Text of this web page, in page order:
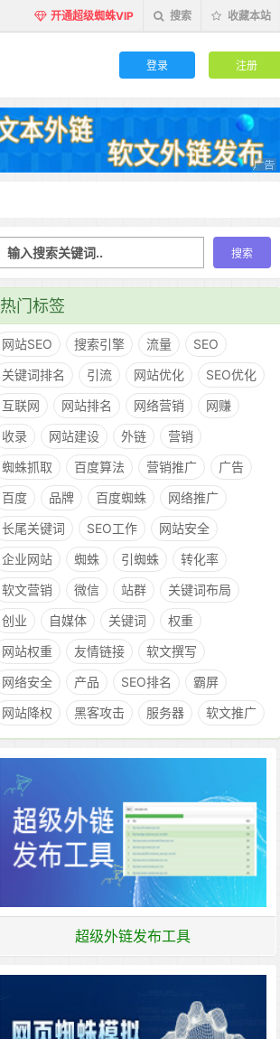
开通超级蜘蛛VIP 搜索 收藏本站
登录 注册
热门标签
网站SEO 搜索引擎 流量
SEO
关键词排名
引流 网站优化
SEO优化
互联网
网站排名 网络营销
网赚
收录
网站建设 外链
营销
蜘蛛抓取
百度算法 营销推广
广告
百度
品牌 百度蜘蛛
网络推广
长尾关键词
SEO工作
网站安全
企业网站
蜘蛛 引蜘蛛
转化率
软文营销
微信 站群
关键词布局
创业
自媒体 关键词
权重
网站权重
友情链接
软文撰写
网络安全
产品 SEO排名
霸屏
网站降权
黑客攻击 服务器 软文推广
超级外链发布工具